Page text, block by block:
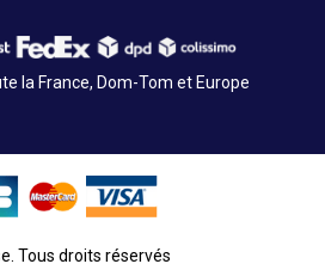
la France, Dom-Tom et Europe
Tous droits réservés